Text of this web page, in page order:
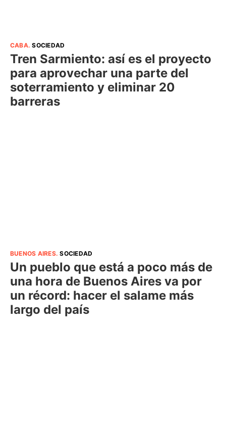
CABA.SOCIEDAD
Tren Sarmiento: así es el proyecto
para aprovechar una parte del
soterramiento y eliminar 20
barreras
BUENOS AIRES.SOCIEDAD
Un pueblo que está a poco más de
una hora de Buenos Aires va por
un récord: hacer el salame más
largo del país